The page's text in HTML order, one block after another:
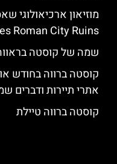
מוזיאון ארכיאולוגי
Roman City Ruins
שמה של קוסטה
קוסטה ברווה בחודש
אתרי תיירות ודברים
קוסטה ברווה טיילת